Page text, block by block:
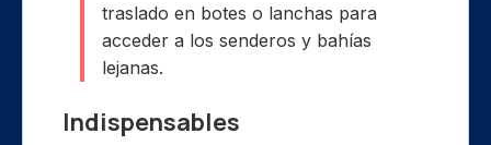
traslado en botes o lanchas para
acceder a los senderos y bahías
lejanas.
Indispensables